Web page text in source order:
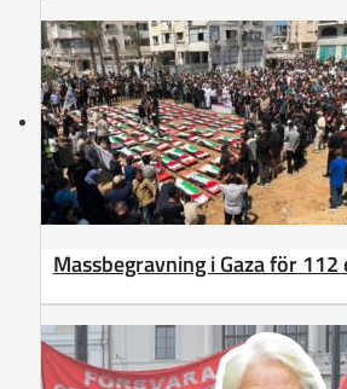
Massbegravning i Gaza för